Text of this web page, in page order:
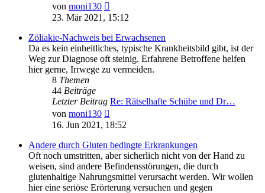
von moni130
Beitrag
23. Mär 2021, 15:12
Zöliakie-Nachweis bei Erwachsenen
Da es kein einheitliches, typische Krankheitsbild gibt, ist der
Weg zur Diagnose oft steinig. Erfahrene Betroffene helfen
hier gerne, Irrwege zu vermeiden.
8 Themen
44 Beiträge
Letzter Beitrag Re: Rätselhafte Schübe und Dr…
von moni130
Beitrag
16. Jun 2021, 18:52
Andere durch Gluten bedingte Erkrankungen
Oft noch umstritten, aber sicherlich nicht von der Hand zu
weisen, sind andere Befindensstörungen, die durch
glutenhaltige Nahrungsmittel verursacht werden. Wir wollen
hier eine seriöse Erörterung versuchen und gegen